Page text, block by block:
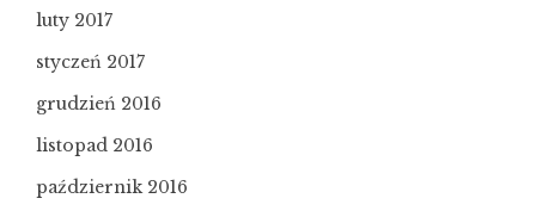
luty 2017
styczeń 2017
grudzień 2016
listopad 2016
październik 2016